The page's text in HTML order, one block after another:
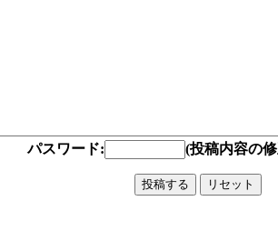
パスワード: (投稿内容の